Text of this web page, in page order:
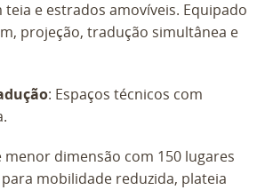
e estrados amovíveis. Equipado
projeção, tradução simultânea e
: Espaços técnicos com
menor dimensão com 150 lugares
mobilidade reduzida, plateia